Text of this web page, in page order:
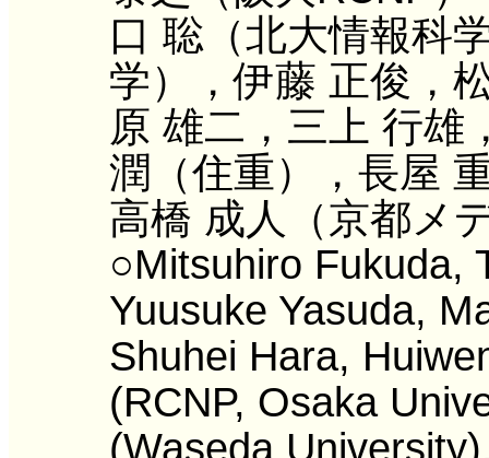
口 聡（北大情報科
学），伊藤 正俊，
原 雄二，三上 行雄
潤（住重），長屋
高橋 成人（京都メ
○Mitsuhiro Fukuda,
Yuusuke Yasuda,
Shuhei Hara,
(RCNP, Osaka
(Waseda